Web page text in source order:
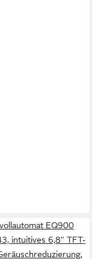
EQ900
intuitives 6,8" TFT-